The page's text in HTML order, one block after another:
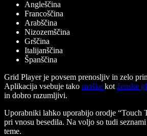
Angleščina
Francoščina
Arabščina
Nizozemščina
Grščina
Italijanščina
Španščina
Grid Player je povsem prenosljiv in zelo
Aplikacija vsebuje tako moške kot ženske
in dobro razumljivi.
Uporabniki lahko uporabijo orodje “Touch
pri vnosu besedila. Na voljo so tudi seznami
teme.